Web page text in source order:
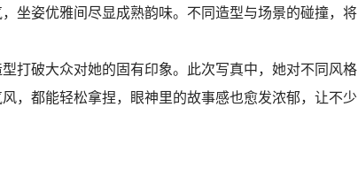
坐姿优雅间尽显成熟韵味。不同造型与场景的碰撞，将
打破大众对她的固有印象。此次写真中，她对不同风格
，都能轻松拿捏，眼神里的故事感也愈发浓郁，让不少